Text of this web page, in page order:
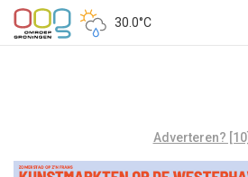
30.0°C
Adverteren? [10]